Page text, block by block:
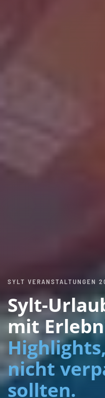
SYLT VERANSTALTUNGEN
Sylt-
mit
nicht
sollten.